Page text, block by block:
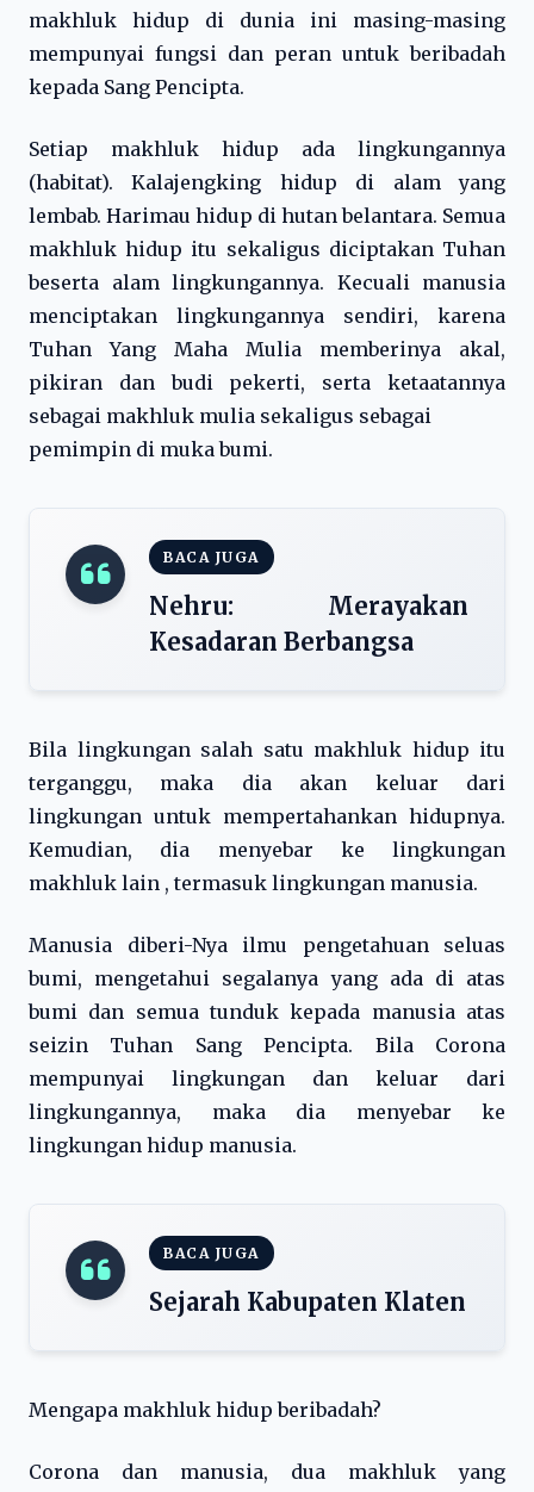
makhluk hidup di dunia ini masing-masing
mempunyai fungsi dan peran untuk beribadah
kepada Sang Pencipta.
Setiap makhluk hidup ada lingkungannya
(habitat). Kalajengking hidup di alam yang
lembab. Harimau hidup di hutan belantara. Semua
makhluk hidup itu sekaligus diciptakan Tuhan
beserta alam lingkungannya. Kecuali manusia
menciptakan lingkungannya sendiri, karena
Tuhan Yang Maha Mulia memberinya akal,
pikiran dan budi pekerti, serta ketaatannya
sebagai makhluk mulia sekaligus sebagai
pemimpin di muka bumi.
BACA JUGA
Nehru: Merayakan
Kesadaran Berbangsa
Bila lingkungan salah satu makhluk hidup itu
terganggu, maka dia akan keluar dari
lingkungan untuk mempertahankan hidupnya.
Kemudian, dia menyebar ke lingkungan
makhluk lain , termasuk lingkungan manusia.
Manusia diberi-Nya ilmu pengetahuan seluas
bumi, mengetahui segalanya yang ada di atas
bumi dan semua tunduk kepada manusia atas
seizin Tuhan Sang Pencipta. Bila Corona
mempunyai lingkungan dan keluar dari
lingkungannya, maka dia menyebar ke
lingkungan hidup manusia.
BACA JUGA
Sejarah Kabupaten Klaten
Mengapa makhluk hidup beribadah?
Corona dan manusia, dua makhluk yang